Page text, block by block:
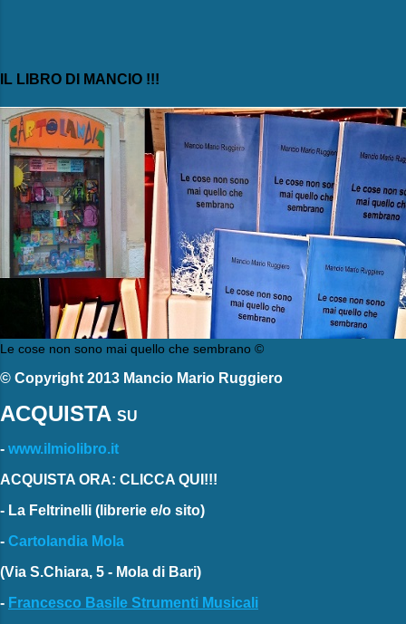
IL LIBRO DI MANCIO !!!
Le cose non sono mai quello che sembrano ©
© Copyright 2013 Mancio Mario Ruggiero
ACQUISTA SU
- www.ilmiolibro.it
ACQUISTA ORA: CLICCA QUI!!!
- La Feltrinelli (librerie e/o sito)
- Cartolandia Mola
(Via S.Chiara, 5 - Mola di Bari)
- Francesco Basile Strumenti Musicali